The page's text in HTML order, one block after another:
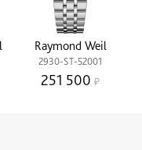
Raymond Weil
2930-ST-52001
251 500